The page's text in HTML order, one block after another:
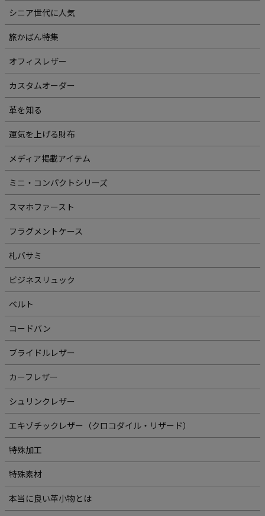
シニア世代に人気
旅かばん特集
オフィスレザー
カスタムオーダー
革を知る
運気を上げる財布
メディア掲載アイテム
ミニ・コンパクトシリーズ
スマホファースト
フラグメントケース
札バサミ
ビジネスリュック
ベルト
コードバン
ブライドルレザー
カーフレザー
シュリンクレザー
エキゾチックレザー（クロコダイル・リザード）
特殊加工
特殊素材
本当に良い革小物とは